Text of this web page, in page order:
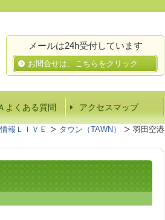
メールは24h受付しています
お問合せは、こちらをクリック
よくある質問 アクセスマップ
情報ＬＩＶＥ タウン（TAWN） 羽田空港